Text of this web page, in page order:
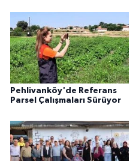
Pehlivanköy'de Referans
Parsel Çalışmaları Sürüyor